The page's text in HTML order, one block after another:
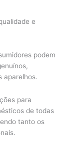
e
podem
aparelhos.
para
de todas
tanto os